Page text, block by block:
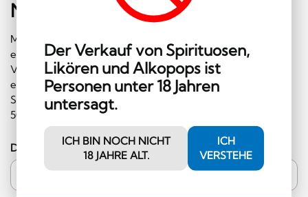
Der Verkauf von Spirituosen,
Likören und Alkopops ist
Personen unter 18 Jahren
untersagt.
ICH BIN NOCH NICHT
18 JAHRE ALT.
ICH
VERSTEHE
Newsletter abonnieren
Melden Sie sich gleich für unseren Newsletter an und
erhalten Sie regelmäßig Informationen über
Veranstaltungen und Sonderangebote. Ausserdem
erhalten Sie einen Gutschein im Wert von CHF 10.00, den
Sie im Shop einlösen können (Mindestbestellwert CHF
50.00 und ausserhalb der Kategorie Hochprozentiges)!
Deine E-Mail-Adresse